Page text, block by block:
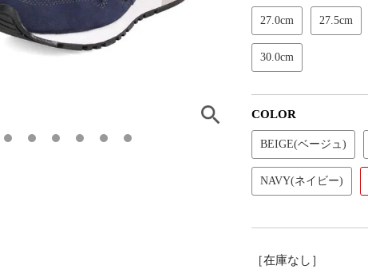
27.0cm 27.5cm
30.0cm
COLOR
BEIGE(ベージュ)
NAVY(ネイビー)
［在庫なし］